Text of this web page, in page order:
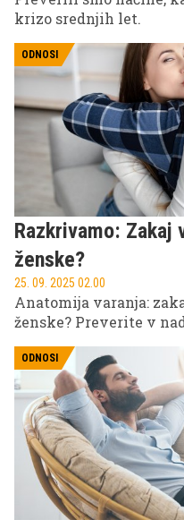
krizo srednjih let.
ODNOSI
Razkrivamo: Zakaj
ženske?
25. 09. 2025 02.00
Anatomija varanja:
ženske? Preverite v
ODNOSI